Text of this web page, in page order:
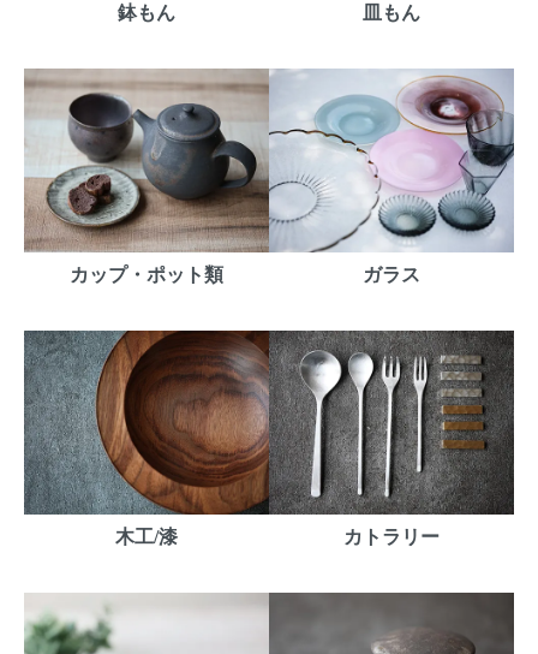
鉢もん 皿もん
カップ・ポット類 ガラス
木工/漆 カトラリー